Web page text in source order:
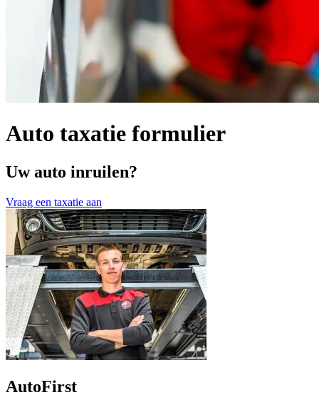
Auto taxatie formulier
Uw auto inruilen?
Vraag een taxatie aan
AutoFirst